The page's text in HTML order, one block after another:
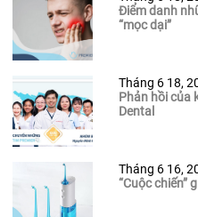
Điểm danh
“mọc dại”
Tháng 6 18,
Phản hồi của
Dental
Tháng 6 16,
“Cuộc chiến”